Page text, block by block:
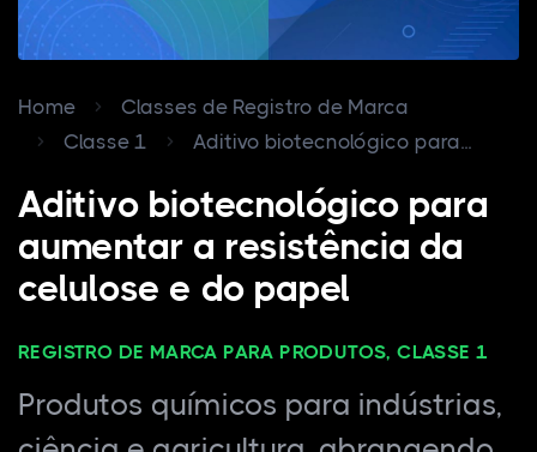
Home
Classes de Registro de Marca
Classe 1
Aditivo biotecnológico para...
Aditivo biotecnológico para
aumentar a resistência da
celulose e do papel
REGISTRO DE MARCA PARA PRODUTOS, CLASSE 1
Produtos químicos para indústrias,